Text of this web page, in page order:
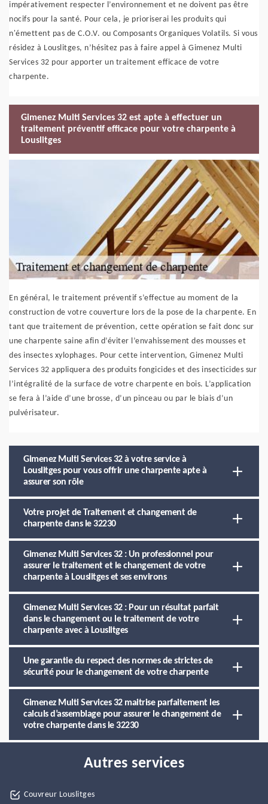
impérativement respecter l’environnement et ne doivent pas être
nocifs pour la santé. Pour cela, je prioriserai les produits qui
n'émettent pas de C.O.V. ou Composants Organiques Volatils. Si vous
résidez à Louslitges, n’hésitez pas à faire appel à Gimenez Multi
Services 32 pour apporter un traitement efficace de votre
charpente.
Gimenez Multi Services 32 est apte à effectuer un
traitement préventif efficace pour votre charpente à
Louslitges
En général, le traitement préventif s’effectue au moment de la
construction de votre couverture lors de la pose de la charpente. En
tant que traitement de prévention, cette opération se fait donc sur
une charpente saine afin d’éviter l’envahissement des mousses et
des insectes xylophages. Pour cette intervention, Gimenez Multi
Services 32 appliquera des produits fongicides et des insecticides sur
l’intégralité de la surface de votre charpente en bois. L’application
se fera à l’aide d’une brosse, d’un pinceau ou par le biais d’un
pulvérisateur.
Gimenez Multi Services 32 à votre service à
Louslitges pour vous offrir une charpente apte à
assurer son rôle
Votre projet de Traitement et changement de
charpente dans le 32230
Gimenez Multi Services 32 : Un professionnel pour
assurer le traitement et le changement de votre
charpente à Louslitges et ses environs
Gimenez Multi Services 32 : Pour un résultat parfait
dans le changement ou le traitement de votre
charpente avec à Louslitges
Une garantie du respect des normes de strictes de
sécurité pour le changement de votre charpente
Gimenez Multi Services 32 maitrise parfaitement les
calculs d’assemblage pour assurer le changement de
votre charpente dans le 32230
Autres services
Couvreur Louslitges